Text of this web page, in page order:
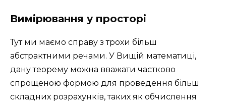
Вимірювання у просторі
Тут ми маємо справу з трохи більш
абстрактними речами. У Вищій математиці,
дану теорему можна вважати частково
спрощеною формою для проведення більш
складних розрахунків, таких як обчислення